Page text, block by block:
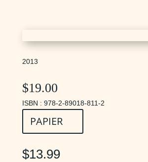
2013
$19.00
ISBN : 978-2-89018-811-2
PAPIER
$13.99